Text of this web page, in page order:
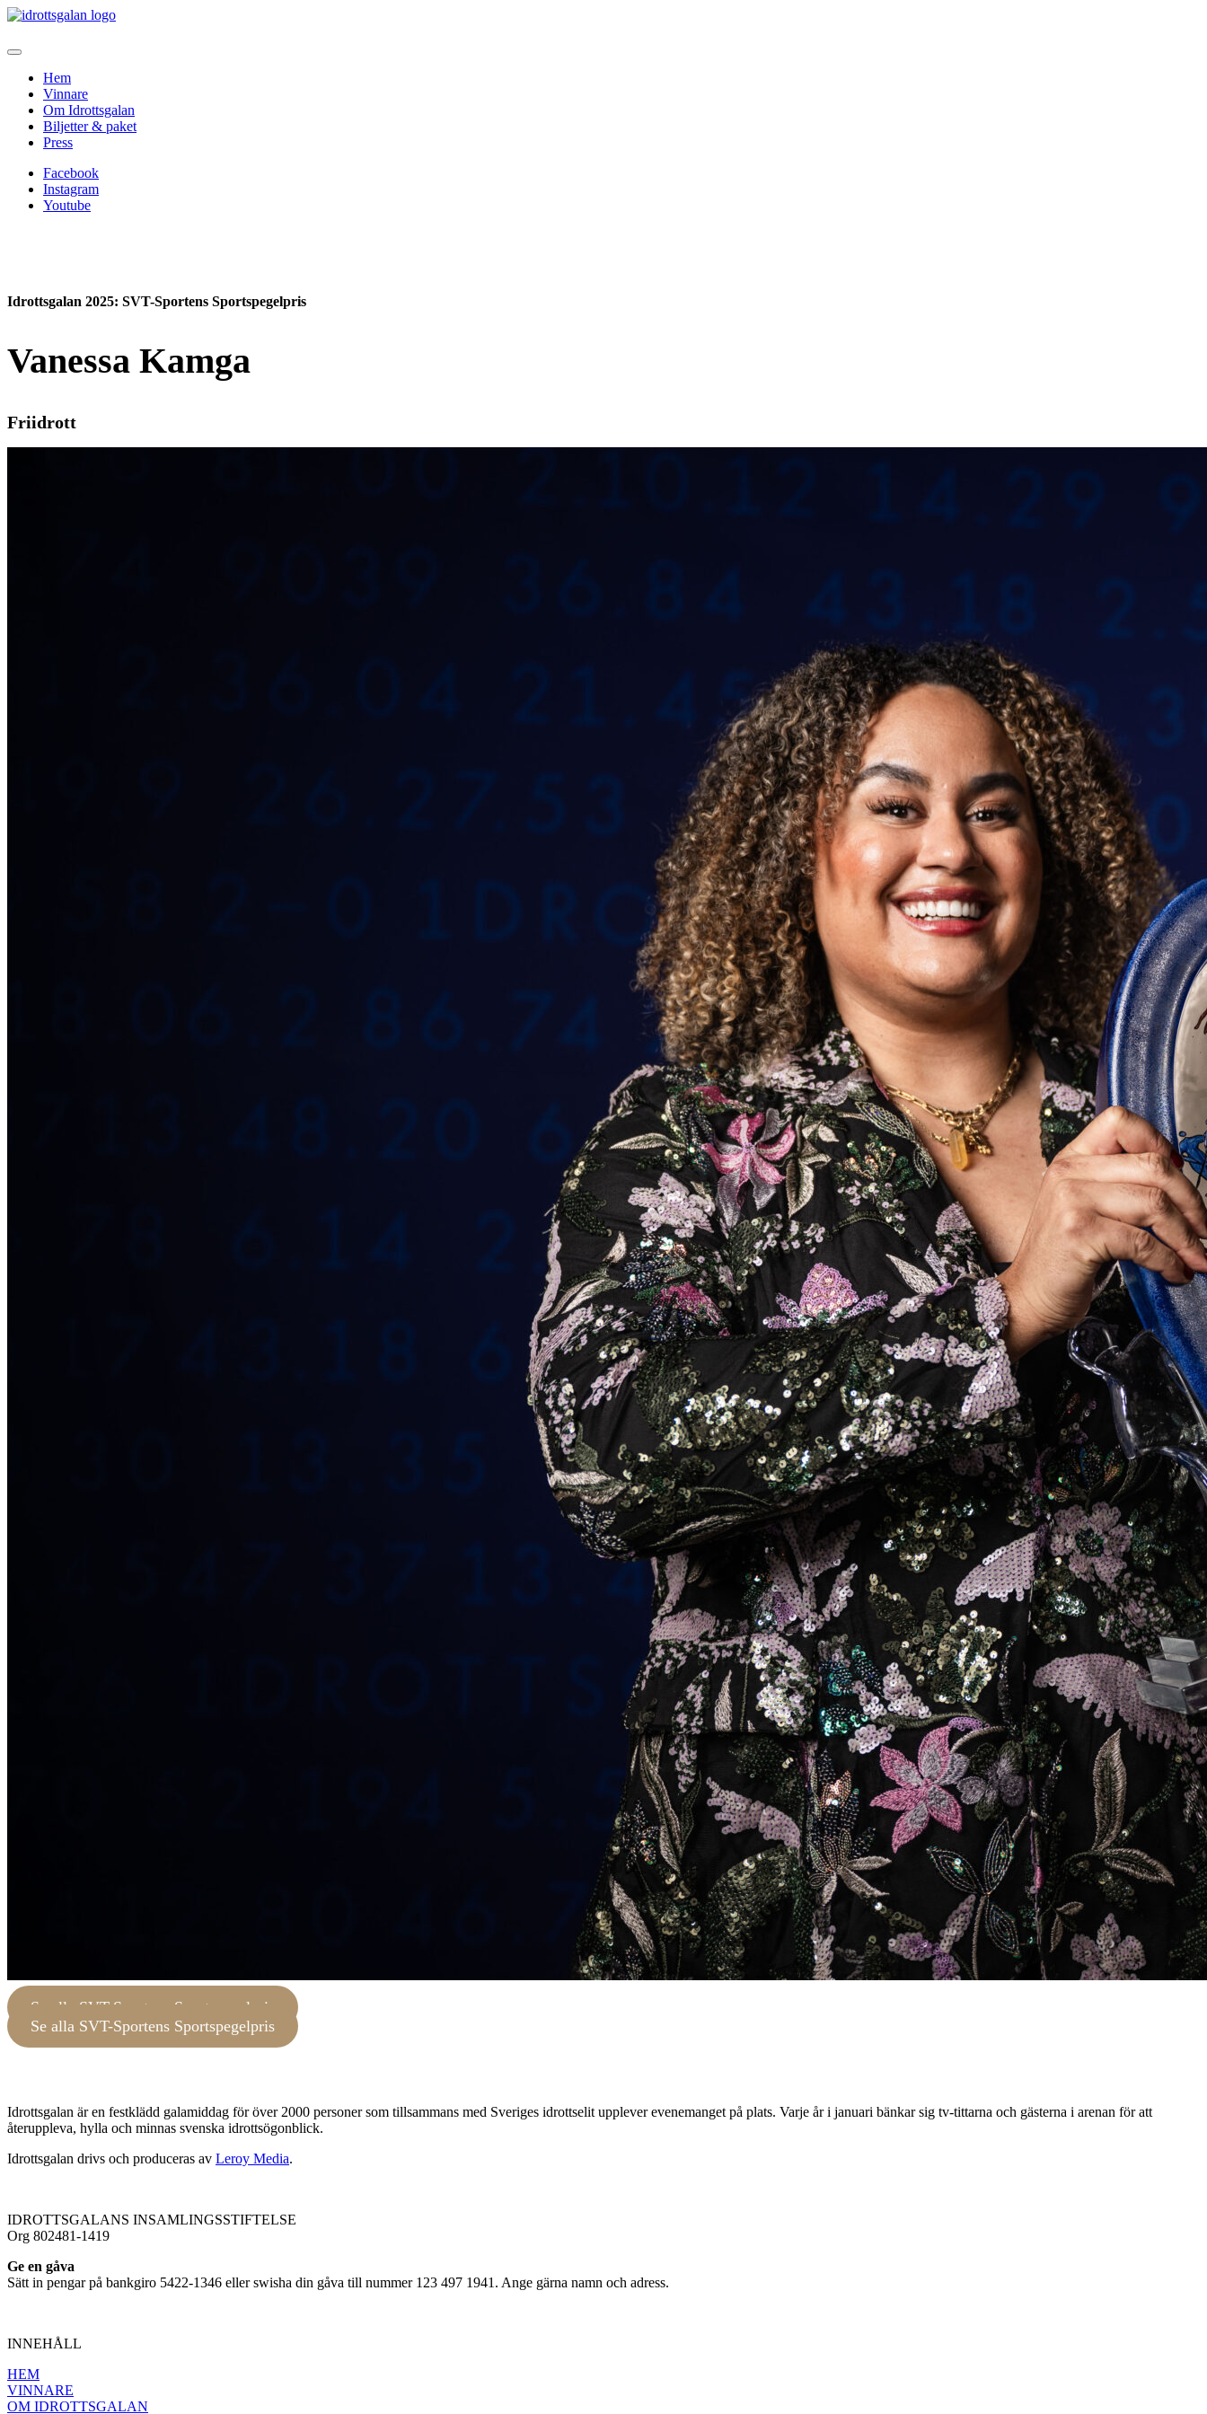
Hem
Vinnare
Om Idrottsgalan
Biljetter & paket
Press
Facebook
Instagram
Youtube
Idrottsgalan 2025: SVT-Sportens Sportspegelpris
Vanessa Kamga
Friidrott
Se alla SVT-Sportens Sportspegelpris
Se alla SVT-Sportens Sportspegelpris
Idrottsgalan är en festklädd galamiddag för över 2000 personer som tillsammans med Sveriges idrottselit upplever evenemanget på plats. Varje år i januari bänkar sig tv-tittarna och gästerna i arenan för att
återuppleva, hylla och minnas svenska idrottsögonblick.
Idrottsgalan drivs och produceras av Leroy Media.
IDROTTSGALANS INSAMLINGSSTIFTELSE
Org 802481-1419
Ge en gåva
Sätt in pengar på bankgiro 5422-1346 eller swisha din gåva till nummer 123 497 1941. Ange gärna namn och adress.
INNEHÅLL
HEM
VINNARE
OM IDROTTSGALAN